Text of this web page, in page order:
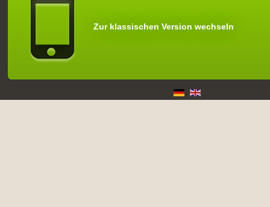
Zur klassischen Version wechseln